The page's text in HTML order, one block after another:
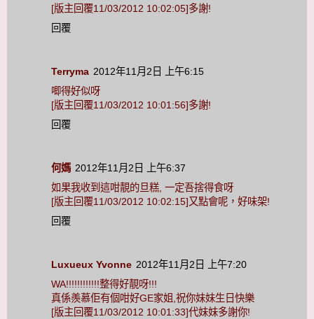
[版主回覆11/03/2012 10:02:05]多謝!
回覆
Terryma 2012年11月2日 上午6:15
唧得好似呀
[版主回覆11/03/2012 10:01:56]多謝!
回覆
何媽 2012年11月2日 上午6:37
如果我收到這咁靚的旦糕, 一定吾捨得食呀
[版主回覆11/03/2012 10:02:15]又點會呢，好味架!
回覆
Luxueux Yvonne 2012年11月2日 上午7:20
WA!!!!!!!!!!!!整得好靚呀!!!
真係羨慕佢有個咁好GE家姐,祝你妹妹生日快樂
[版主回覆11/03/2012 10:01:33]代妹妹多謝你!